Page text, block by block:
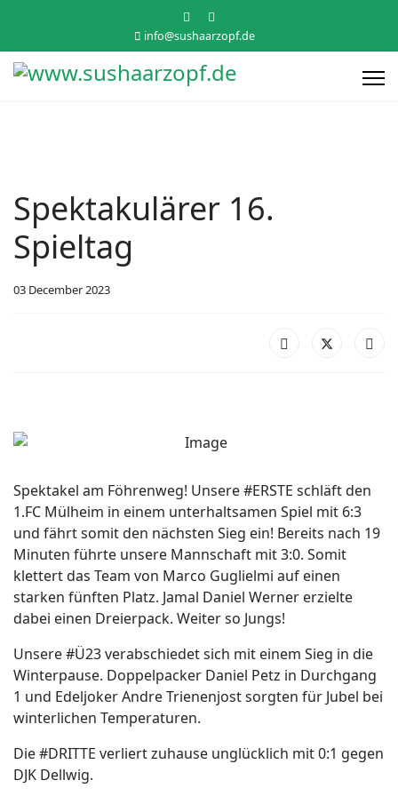
info@sushaarzopf.de
Spektakulärer 16.
Spieltag
03 December 2023
Spektakel am Föhrenweg! Unsere #ERSTE schläft den
1.FC Mülheim in einem unterhaltsamen Spiel mit 6:3
und fährt somit den nächsten Sieg ein! Bereits nach 19
Minuten führte unsere Mannschaft mit 3:0. Somit
klettert das Team von Marco Guglielmi auf einen
starken fünften Platz. Jamal Daniel Werner erzielte
dabei einen Dreierpack. Weiter so Jungs!
Unsere #Ü23 verabschiedet sich mit einem Sieg in die
Winterpause. Doppelpacker Daniel Petz in Durchgang
1 und Edeljoker Andre Trienenjost sorgten für Jubel bei
winterlichen Temperaturen.
Die #DRITTE verliert zuhause unglücklich mit 0:1 gegen
DJK Dellwig.